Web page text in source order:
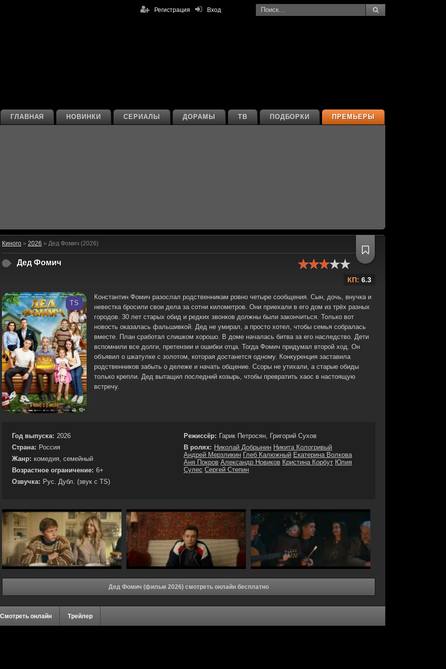
Вход
Регистрация
ПРЕМЬЕРЫ
ПОДБОРКИ
ТВ
ДОРАМЫ
СЕРИАЛЫ
НОВИНКИ
ГЛАВНАЯ
Киного » 2026 » Дед Фомич (2026)
Дед Фомич
КП: 6.3
TS
Константин Фомич разослал родственникам ровно четыре сообщения. Сын, дочь, внучка и
невестка бросили свои дела за сотни километров. Они приехали в его дом из трёх разных
городов. 30 лет старых обид и редких звонков должны были закончиться. Только вот
новость оказалась фальшивкой. Дед не умирал, а просто хотел, чтобы семья собралась
вместе. План сработал слишком хорошо. В доме началась битва за его наследство. Дети
вспомнили все долги, претензии и ошибки отца. Тогда Фомич придумал второй ход. Он
объявил о шкатулке с золотом, которая достанется одному. Конкуренция заставила
родственников забыть о дележе и начать общение. Ссоры не утихали, а старые обиды
только крепли. Дед вытащил последний козырь, чтобы превратить хаос в настоящую
встречу.
Год выпуска: 2026
Страна: Россия
Жанр: комедия, семейный
Возрастное ограничение: 6+
Озвучка: Рус. Дубл. (звук с TS)
Режиссёр: Гарик Петросян, Григорий Сухов
В ролях: Николай Добрынин Никита Кологривый
Андрей Мерзликин Глеб Калюжный Екатерина Волкова
Аня Покров Александр Новиков Кристина Корбут Юлия
Сулес Сергей Степин
Дед Фомич (фильм 2026) смотреть онлайн бесплатно
Смотреть онлайн Трейлер